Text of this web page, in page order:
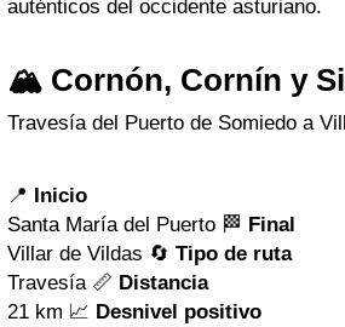
auténticos del occidente asturiano.
🏔️ Cornón, Cornín y
Travesía del Puerto de Somiedo a
📍 Inicio
Santa María del Puerto 🏁 Final
Villar de Vildas 🔄 Tipo de ruta
Travesía 📏 Distancia
21 km 📈 Desnivel positivo